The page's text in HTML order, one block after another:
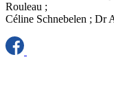
Rouleau ;
Céline Schnebelen ; Dr